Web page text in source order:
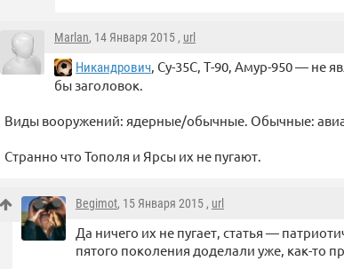
Marlan, 14 Января 2015 , url
Никандрович, Су-35C, Т-90, Амур-950 — не
бы заголовок.
Виды вооружений: ядерные/обычные. Обычные:
Странно что Тополя и Ярсы их не пугают.
Begimot, 15 Января 2015 , url
Да ничего их не пугает, статья —
пятого поколения доделали уже, как-то